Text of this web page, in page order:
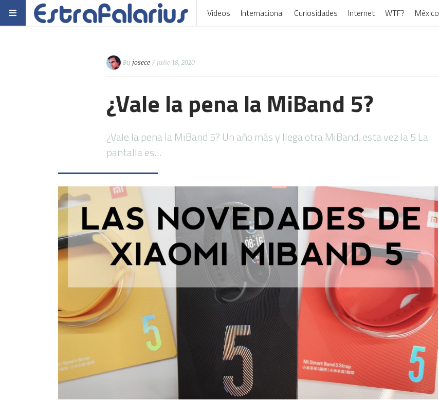
Videos Internacional Curiosidades Internet WTF? México
By josece / julio 18, 2020
¿Vale la pena la MiBand 5?
¿Vale la pena la MiBand 5? Un año más y llega otra MiBand, esta vez la 5 La
pantalla es…